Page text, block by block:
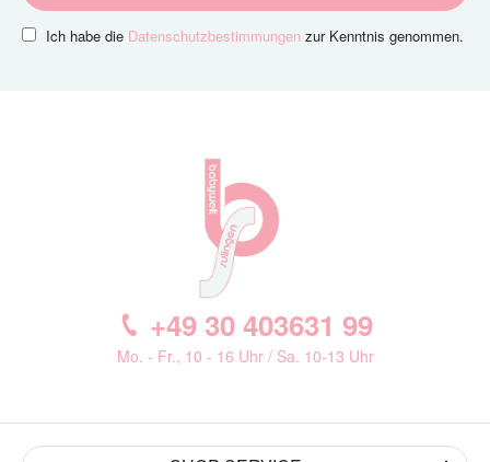
Ich habe die Datenschutzbestimmungen zur Kenntnis genommen.
+49 30 403631 99
Mo. - Fr., 10 - 16 Uhr / Sa. 10-13 Uhr